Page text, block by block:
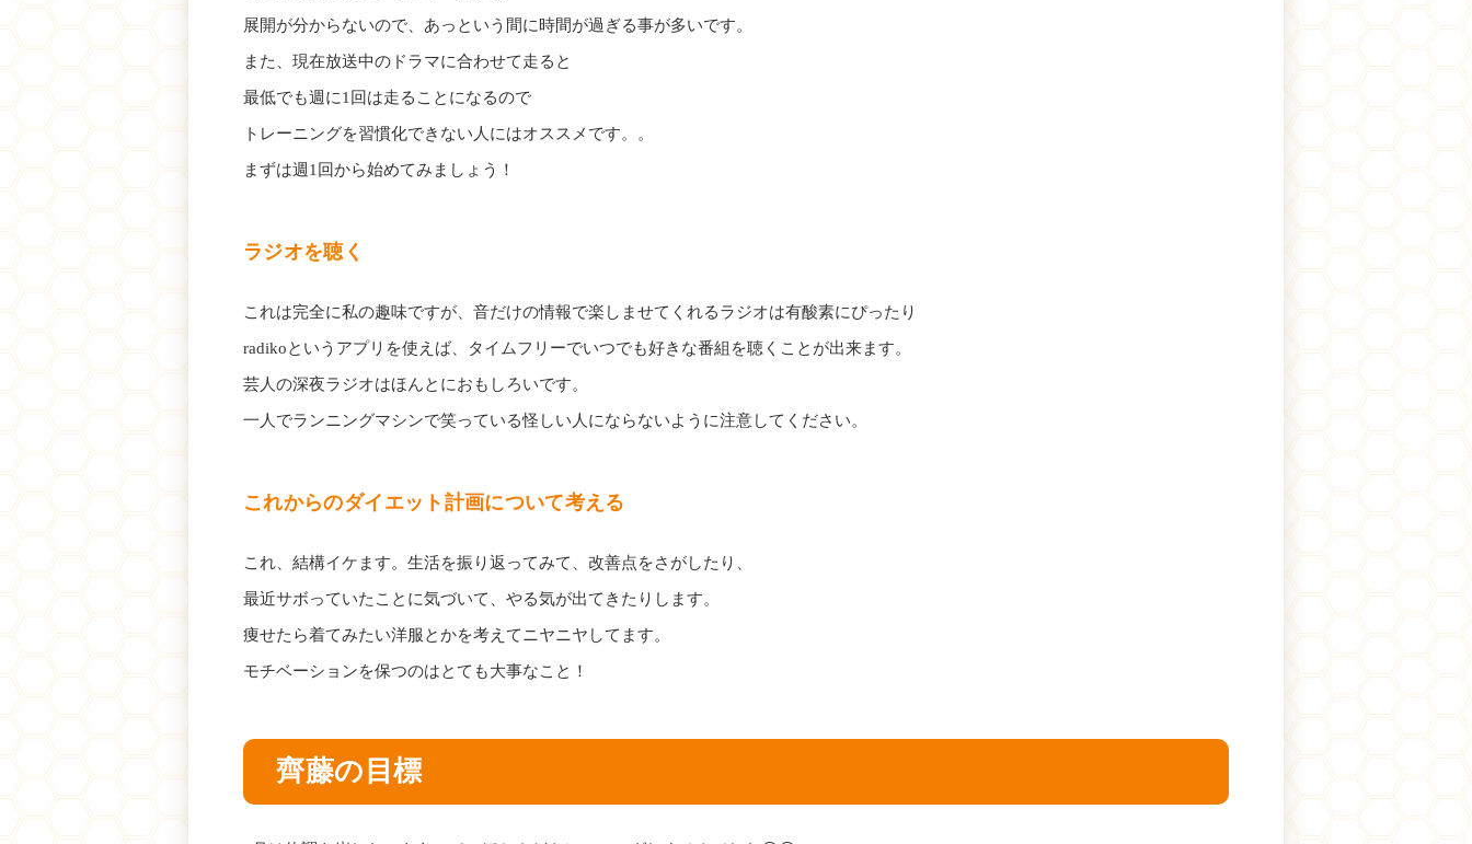
展開が分からないので、あっという間に時間が過ぎる事が多いです。
また、現在放送中のドラマに合わせて走ると
最低でも週に1回は走ることになるので
トレーニングを習慣化できない人にはオススメです。。
まずは週1回から始めてみましょう！
ラジオを聴く
これは完全に私の趣味ですが、音だけの情報で楽しませてくれるラジオは有酸素にぴったり
radikoというアプリを使えば、タイムフリーでいつでも好きな番組を聴くことが出来ます。
芸人の深夜ラジオはほんとにおもしろいです。
一人でランニングマシンで笑っている怪しい人にならないように注意してください。
これからのダイエット計画について考える
これ、結構イケます。生活を振り返ってみて、改善点をさがしたり、
最近サボっていたことに気づいて、やる気が出てきたりします。
痩せたら着てみたい洋服とかを考えてニヤニヤしてます。
モチベーションを保つのはとても大事なこと！
齊藤の目標